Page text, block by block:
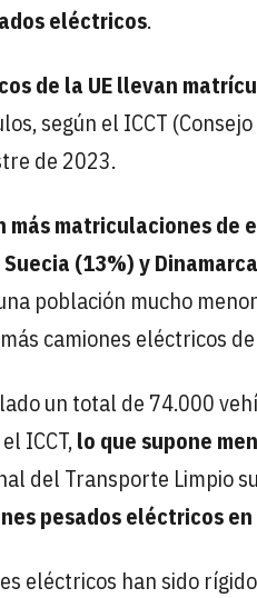
eléctricos.
de la UE llevan
según el ICCT
de 2023.
más matriculaciones de
Suecia (13%) y
población mucho
camiones eléctricos de
un total de 74.000
ICCT,lo que supone
del Transporte Limpio
pesados eléctricos
eléctricos han sido